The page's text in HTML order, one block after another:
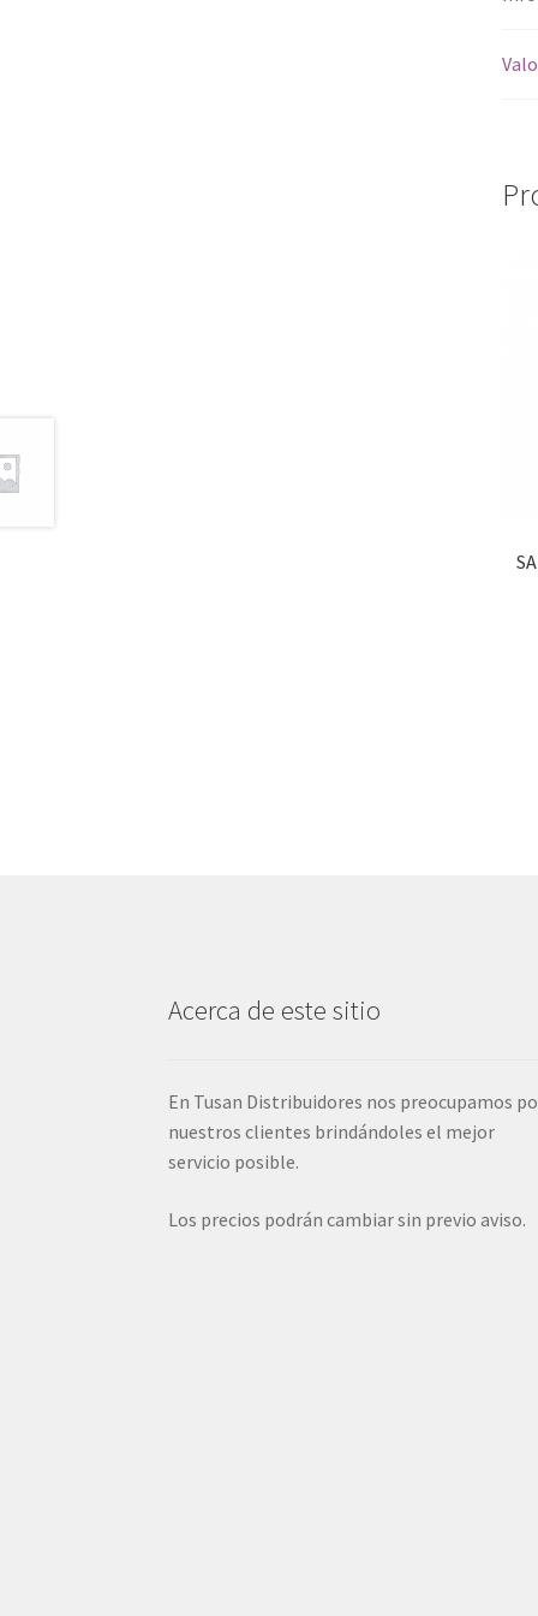
Acerca de este sitio
En Tusan Distribuidores nos preocupamos
nuestros clientes brindándoles el mejor
servicio posible.
Los precios podrán cambiar sin previo aviso.